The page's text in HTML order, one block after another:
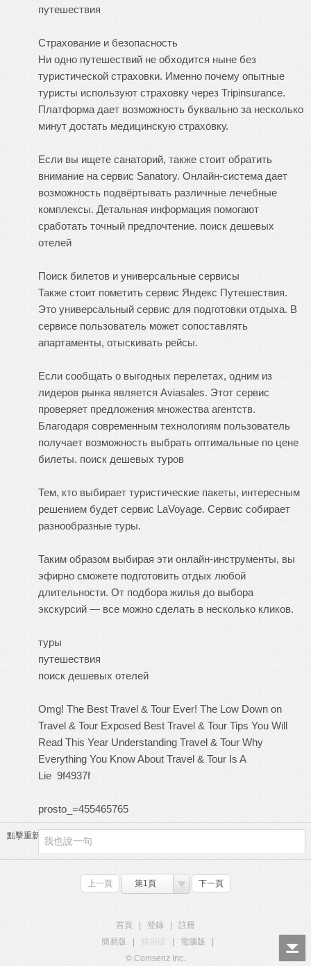
путешествия
Страхование и безопасность
Ни одно путешествий не обходится ныне без
туристической страховки. Именно почему опытные
туристы используют страховку через Tripinsurance.
Платформа дает возможность буквально за несколько
минут достать медицинскую страховку.
Если вы ищете санаторий, также стоит обратить
внимание на сервис Sanatory. Онлайн-система дает
возможность подвёртывать различные лечебные
комплексы. Детальная информация помогают
сработать точный предпочтение. поиск дешевых
отелей
Поиск билетов и универсальные сервисы
Также стоит пометить сервис Яндекс Путешествия.
Это универсальный сервис для подготовки отдыха. В
сервисе пользователь может сопоставлять
апартаменты, отыскивать рейсы.
Если сообщать о выгодных перелетах, одним из
лидеров рынка является Aviasales. Этот сервис
проверяет предложения множества агентств.
Благодаря современным технологиям пользователь
получает возможность выбрать оптимальные по цене
билеты. поиск дешевых туров
Тем, кто выбирает туристические пакеты, интересным
решением будет сервис LaVoyage. Сервис собирает
разнообразные туры.
Таким образом выбирая эти онлайн-инструменты, вы
эфирно сможете подготовить отдых любой
длительности. От подбора жилья до выбора
экскурсий — все можно сделать в несколько кликов.
туры
путешествия
поиск дешевых отелей
Omg! The Best Travel & Tour Ever! The Low Down on
Travel & Tour Exposed Best Travel & Tour Tips You Will
Read This Year Understanding Travel & Tour Why
Everything You Know About Travel & Tour Is A
Lie 9f4937f
prosto_=455465765
點擊重新加載
上一頁 第1頁 下一頁
首頁 | 登錄 |
註冊
簡易版
| 觸屏版 | 電腦版
|
© Comsenz Inc.